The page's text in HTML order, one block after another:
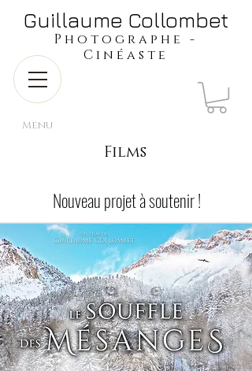
​​​​​​​Guillaume Collombet
​​​Photographe -
Cinéaste
Menu
Films
Nouveau projet à soutenir !